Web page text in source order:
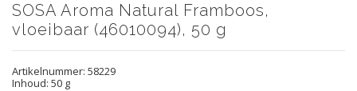
SOSA Aroma Natural Framboos,
vloeibaar (46010094), 50 g
Artikelnummer: 58229
Inhoud: 50 g